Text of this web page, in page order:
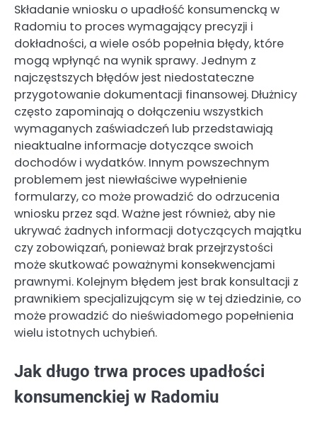
Składanie wniosku o upadłość konsumencką w
Radomiu to proces wymagający precyzji i
dokładności, a wiele osób popełnia błędy, które
mogą wpłynąć na wynik sprawy. Jednym z
najczęstszych błędów jest niedostateczne
przygotowanie dokumentacji finansowej. Dłużnicy
często zapominają o dołączeniu wszystkich
wymaganych zaświadczeń lub przedstawiają
nieaktualne informacje dotyczące swoich
dochodów i wydatków. Innym powszechnym
problemem jest niewłaściwe wypełnienie
formularzy, co może prowadzić do odrzucenia
wniosku przez sąd. Ważne jest również, aby nie
ukrywać żadnych informacji dotyczących majątku
czy zobowiązań, ponieważ brak przejrzystości
może skutkować poważnymi konsekwencjami
prawnymi. Kolejnym błędem jest brak konsultacji z
prawnikiem specjalizującym się w tej dziedzinie, co
może prowadzić do nieświadomego popełnienia
wielu istotnych uchybień.
Jak długo trwa proces upadłości
konsumenckiej w Radomiu